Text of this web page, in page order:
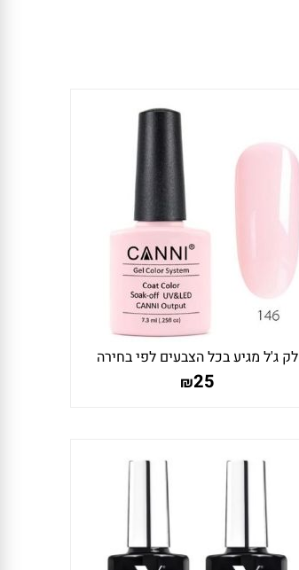
לק ג'ל מגיע בכל הצבעים לפי בחירה
₪25